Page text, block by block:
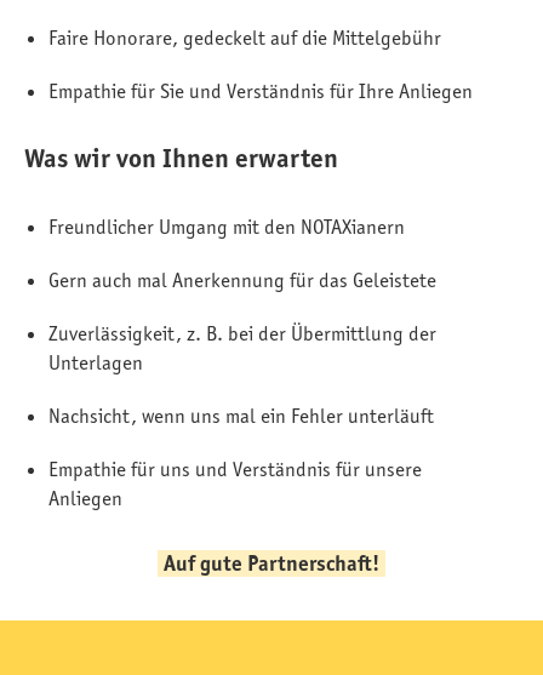
Faire Honorare, gedeckelt auf die Mittelgebühr
Empathie für Sie und Verständnis für Ihre Anliegen
Was wir von Ihnen erwarten
Freundlicher Umgang mit den NOTAXianern
Gern auch mal Anerkennung für das Geleistete
Zuverlässigkeit, z. B. bei der Übermittlung der
Unterlagen
Nachsicht, wenn uns mal ein Fehler unterläuft
Empathie für uns und Verständnis für unsere
Anliegen
Auf gute Partnerschaft!